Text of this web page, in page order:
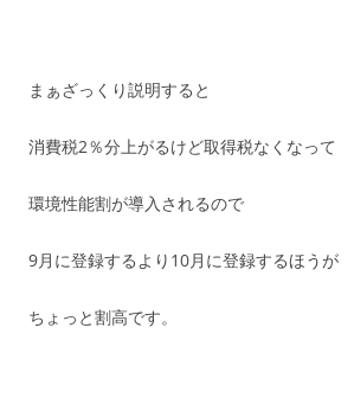
まぁざっくり説明すると
消費税2％分上がるけど取得税なくなって
環境性能割が導入されるので
9月に登録するより10月に登録するほうが
ちょっと割高です。